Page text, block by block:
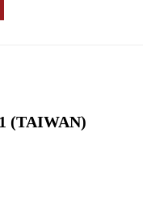
(TAIWAN)